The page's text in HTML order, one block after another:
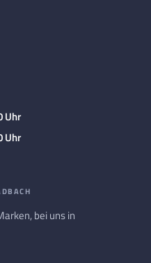
Uhr
Uhr
bei uns in